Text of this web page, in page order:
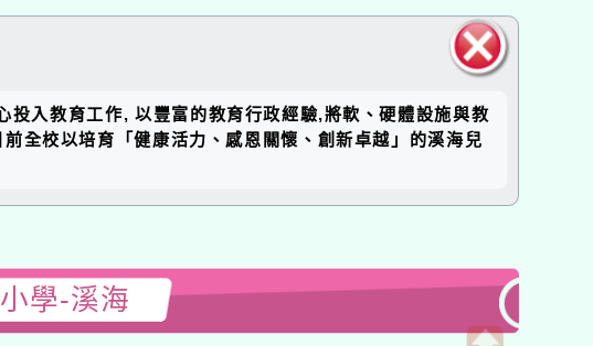
塊
入教育工作, 以豐富的教育行政經驗,將軟、硬體設施與教
全校以培育「健康活力、感恩關懷、創新卓越」的溪海兒
學-溪海